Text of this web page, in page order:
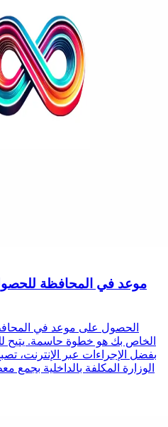
موعد في المحافظة
الحصول على موعد في
الخاص بك هو خطوة حاسمة.
بفضل الإجراءات عبر الإنترنت،
الوزارة المكلفة بالداخلية